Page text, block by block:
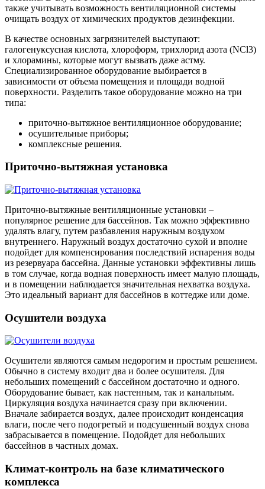
также учитывать возможность вентиляционной системы
очищать воздух от химических продуктов дезинфекции.
В качестве основных загрязнителей выступают:
галогенуксусная кислота, хлороформ, трихлорид азота (NCl3)
и хлорамины, которые могут вызвать даже астму.
Специализированное оборудование выбирается в
зависимости от объема помещения и площади водной
поверхности. Разделить такое оборудование можно на три
типа:
приточно-вытяжное вентиляционное оборудование;
осушительные приборы;
комплексные решения.
Приточно-вытяжная установка
Приточно-вытяжные вентиляционные установки –
популярное решение для бассейнов. Так можно эффективно
удалять влагу, путем разбавления наружным воздухом
внутреннего. Наружный воздух достаточно сухой и вполне
подойдет для компенсирования последствий испарения воды
из резервуара бассейна. Данные установки эффективны лишь
в том случае, когда водная поверхность имеет малую площадь,
и в помещении наблюдается значительная нехватка воздуха.
Это идеальный вариант для бассейнов в коттедже или доме.
Осушители воздуха
Осушители являются самым недорогим и простым решением.
Обычно в систему входит два и более осушителя. Для
небольших помещений с бассейном достаточно и одного.
Оборудование бывает, как настенным, так и канальным.
Циркуляция воздуха начинается сразу при включении.
Вначале забирается воздух, далее происходит конденсация
влаги, после чего подогретый и подсушенный воздух снова
забрасывается в помещение. Подойдет для небольших
бассейнов в частных домах.
Климат-контроль на базе климатического
комплекса